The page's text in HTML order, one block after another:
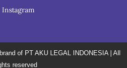
Instagram
of PT AKU LEGAL INDONESIA| All
reserved